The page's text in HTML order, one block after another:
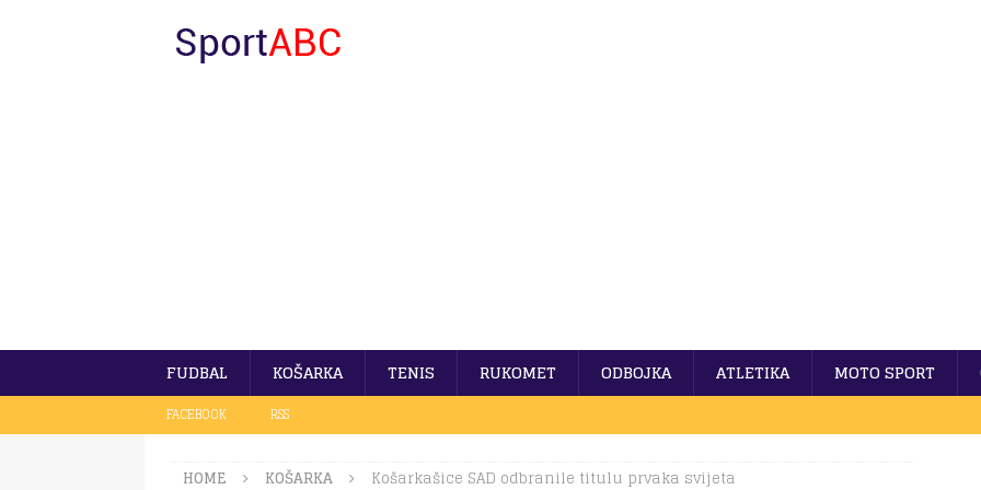
FUDBAL KOŠARKA TENIS RUKOMET ODBOJKA ATLETIKA MOTO SPORT
FACEBOOK RSS
HOME KOŠARKA Košarkašice SAD odbranile titulu prvaka svijeta